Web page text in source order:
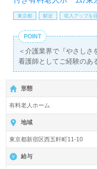
東京都 駅近 収入アップを
POINT
＜介護業界で『やさしさ
看護師としてご経験のあ
業様！＞
◎介護職/正社員募集◎【
2回】＊初任者研修以上
駅』徒歩4分。
入居定員90名（69室/個
ム飯田橋』株式会社しま
新宿区）様の運営です。
に14拠点の介護付き有料
形態
有料老人ホーム
地域
東京都新宿区西五軒町11-10
給与